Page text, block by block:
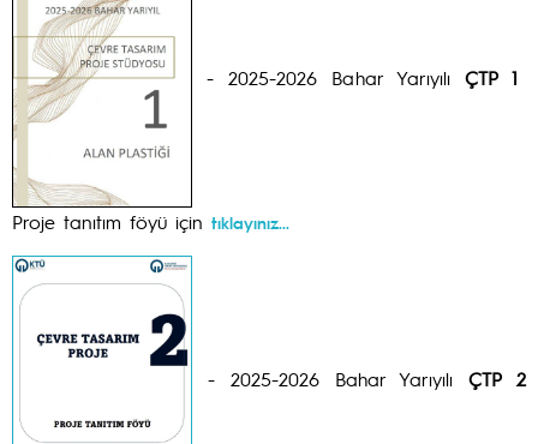
- 2025-2026 Bahar Yarıyılı ÇTP 1
Proje tanıtım föyü için tıklayınız...
- 2025-2026 Bahar YarıyılıÇTP 2